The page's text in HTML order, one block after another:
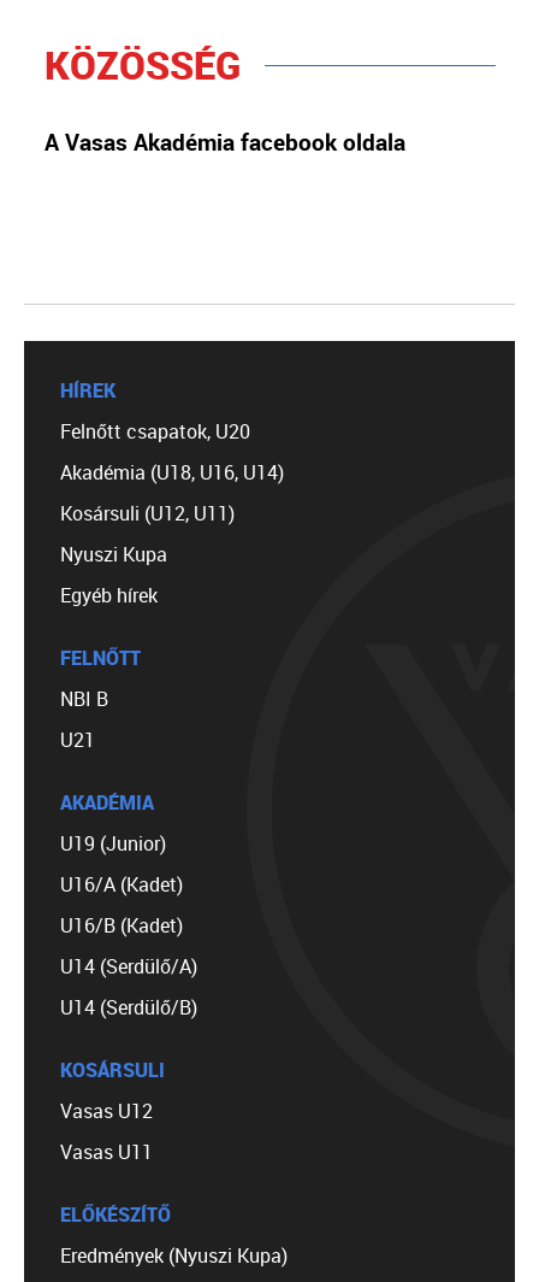
KÖZÖSSÉG
A Vasas Akadémia facebook oldala
HÍREK
Felnőtt csapatok, U20
Akadémia (U18, U16, U14)
Kosársuli (U12, U11)
Nyuszi Kupa
Egyéb hírek
FELNŐTT
NBI B
U21
AKADÉMIA
U19 (Junior)
U16/A (Kadet)
U16/B (Kadet)
U14 (Serdülő/A)
U14 (Serdülő/B)
KOSÁRSULI
Vasas U12
Vasas U11
ELŐKÉSZÍTŐ
Eredmények (Nyuszi Kupa)